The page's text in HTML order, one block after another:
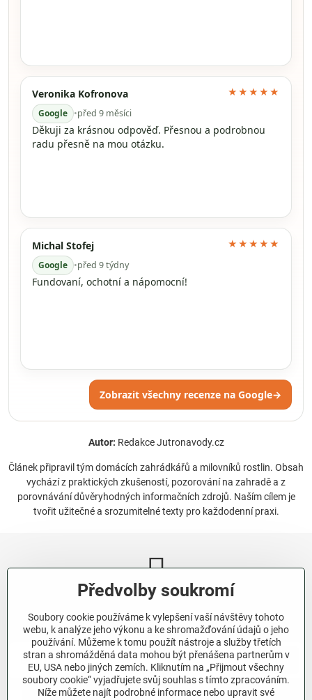
Veronika Kofronova
Google •před 9 měsíci
★★★★★
Děkuji za krásnou odpověď. Přesnou a podrobnou
radu přesně na mou otázku.
Michal Stofej
Google •před 9 týdny
★★★★★
Fundovaní, ochotní a nápomocní!
Zobrazit všechny recenze na Google→
Autor: Redakce Jutronavody.cz
Článek připravil tým domácích zahrádkářů a milovníků rostlin. Obsah
vychází z praktických zkušeností, pozorování na zahradě a z
porovnávání důvěryhodných informačních zdrojů. Naším cílem je
tvořit užitečné a srozumitelné texty pro každodenní praxi.
Newsletter
Odebírat naše novinky:
Odebírat
Chci se přihlásit k odběru novinek e-mailem.
Předvolby soukromí
Soubory cookie používáme k vylepšení vaší návštěvy tohoto
webu, k analýze jeho výkonu a ke shromažďování údajů o jeho
používání. Můžeme k tomu použít nástroje a služby třetích
stran a shromážděná data mohou být přenášena partnerům v
EU, USA nebo jiných zemích. Kliknutím na „Přijmout všechny
soubory cookie“ vyjadřujete svůj souhlas s tímto zpracováním.
Níže můžete najít podrobné informace nebo upravit své